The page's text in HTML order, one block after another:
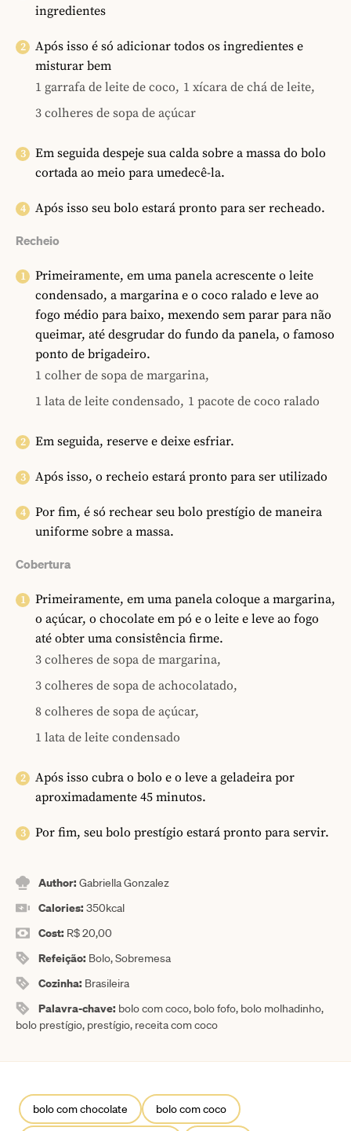
ingredientes
Após isso é só adicionar todos os ingredientes e
misturar bem
1 garrafa de leite de coco, 1 xícara de chá de leite,
3 colheres de sopa de açúcar
Em seguida despeje sua calda sobre a massa do bolo
cortada ao meio para umedecê-la.
Após isso seu bolo estará pronto para ser recheado.
Recheio
Primeiramente, em uma panela acrescente o leite
condensado, a margarina e o coco ralado e leve ao
fogo médio para baixo, mexendo sem parar para não
queimar, até desgrudar do fundo da panela, o famoso
ponto de brigadeiro.
1 colher de sopa de margarina,
1 lata de leite condensado, 1 pacote de coco ralado
Em seguida, reserve e deixe esfriar.
Após isso, o recheio estará pronto para ser utilizado
Por fim, é só rechear seu bolo prestígio de maneira
uniforme sobre a massa.
Cobertura
Primeiramente, em uma panela coloque a margarina,
o açúcar, o chocolate em pó e o leite e leve ao fogo
até obter uma consistência firme.
3 colheres de sopa de margarina,
3 colheres de sopa de achocolatado,
8 colheres de sopa de açúcar,
1 lata de leite condensado
Após isso cubra o bolo e o leve a geladeira por
aproximadamente 45 minutos.
Por fim, seu bolo prestígio estará pronto para servir.
Author:Gabriella Gonzalez
Calories:350kcal
Cost: R$ 20,00
Refeição: Bolo, Sobremesa
Cozinha: Brasileira
Palavra-chave: bolo com coco, bolo fofo, bolo molhadinho,
bolo prestígio, prestígio, receita com coco
bolo com chocolate bolo com coco